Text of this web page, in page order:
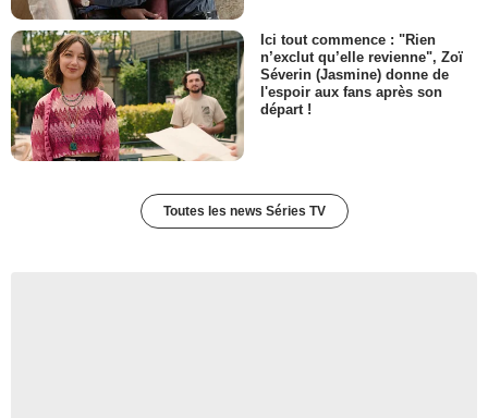
Ici tout commence : "Rien
n’exclut qu’elle revienne", Zoï
Séverin (Jasmine) donne de
l'espoir aux fans après son
départ !
Toutes les news Séries TV